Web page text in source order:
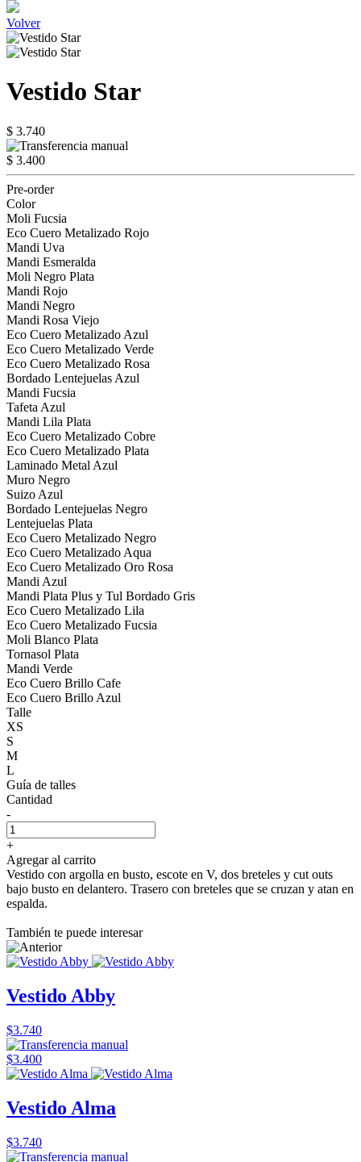
Volver
Vestido Star
$ 3.740
$ 3.400
Pre-order
Color
Moli Fucsia
Eco Cuero Metalizado Rojo
Mandi Uva
Mandi Esmeralda
Moli Negro Plata
Mandi Rojo
Mandi Negro
Mandi Rosa Viejo
Eco Cuero Metalizado Azul
Eco Cuero Metalizado Verde
Eco Cuero Metalizado Rosa
Bordado Lentejuelas Azul
Mandi Fucsia
Tafeta Azul
Mandi Lila Plata
Eco Cuero Metalizado Cobre
Eco Cuero Metalizado Plata
Laminado Metal Azul
Muro Negro
Suizo Azul
Bordado Lentejuelas Negro
Lentejuelas Plata
Eco Cuero Metalizado Negro
Eco Cuero Metalizado Aqua
Eco Cuero Metalizado Oro Rosa
Mandi Azul
Mandi Plata Plus y Tul Bordado Gris
Eco Cuero Metalizado Lila
Eco Cuero Metalizado Fucsia
Moli Blanco Plata
Tornasol Plata
Mandi Verde
Eco Cuero Brillo Cafe
Eco Cuero Brillo Azul
Talle
XS
S
M
L
Guía de talles
Cantidad
-
+
Agregar al carrito
Vestido con argolla en busto, escote en V, dos breteles y cut outs
bajo busto en delantero. Trasero con breteles que se cruzan y atan en
espalda.
También te puede interesar
Vestido Abby
$3.740
$3.400
Vestido Alma
$3.740